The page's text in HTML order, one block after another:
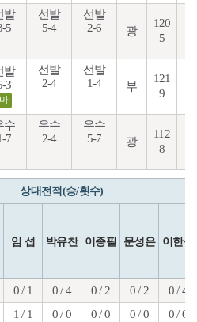
발
5
선발
5-4
선발
2-6
광
120
5
발
3
마
선발
2-4
선발
1-4
부
121
9
수
7
우수
2-4
우수
5-7
광
112
8
상대전적(승/횟수)
임 섭 박유찬 이종필 문성은 이한성
0 / 1 0 / 4 0 / 2 0 / 2 0 / 4
1 / 1 0 / 0 0 / 0 0 / 0 0 / 0